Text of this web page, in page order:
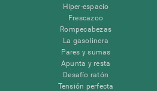
Hiper-espacio
Frescazoo
Rompecabezas
La gasolinera
Pares y sumas
Apunta y resta
Desafío ratón
Tensión perfecta